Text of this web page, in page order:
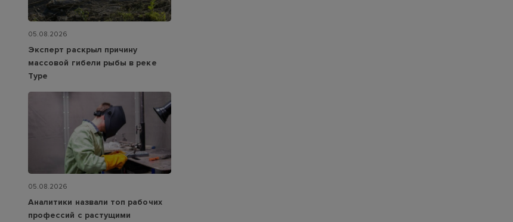
05.08.2026
Эксперт раскрыл причину
массовой гибели рыбы в реке
Туре
05.08.2026
Аналитики назвали топ рабочих
профессий с растущими